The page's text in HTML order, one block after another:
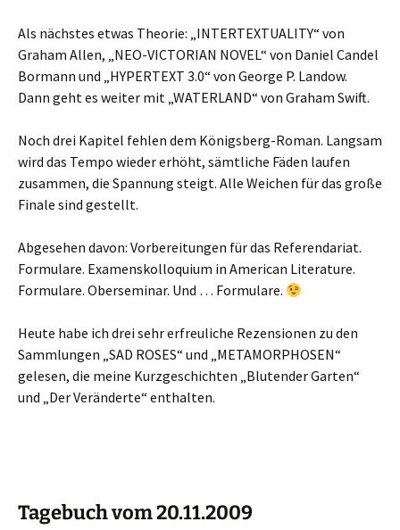
Als nächstes etwas Theorie: „INTERTEXTUALITY“ von
Graham Allen, „NEO-VICTORIAN NOVEL“ von Daniel Candel
Bormann und „HYPERTEXT 3.0“ von George P. Landow.
Dann geht es weiter mit „WATERLAND“ von Graham Swift.
Noch drei Kapitel fehlen dem Königsberg-Roman. Langsam
wird das Tempo wieder erhöht, sämtliche Fäden laufen
zusammen, die Spannung steigt. Alle Weichen für das große
Finale sind gestellt.
Abgesehen davon: Vorbereitungen für das Referendariat.
Formulare. Examenskolloquium in American Literature.
Formulare. Oberseminar. Und … Formulare.
Heute habe ich drei sehr erfreuliche Rezensionen zu den
Sammlungen „SAD ROSES“ und „METAMORPHOSEN“
gelesen, die meine Kurzgeschichten „Blutender Garten“
und „Der Veränderte“ enthalten.
Tagebuch vom 20.11.2009